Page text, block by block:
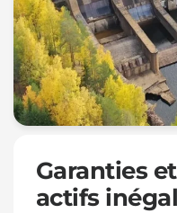
Garanties
actifs